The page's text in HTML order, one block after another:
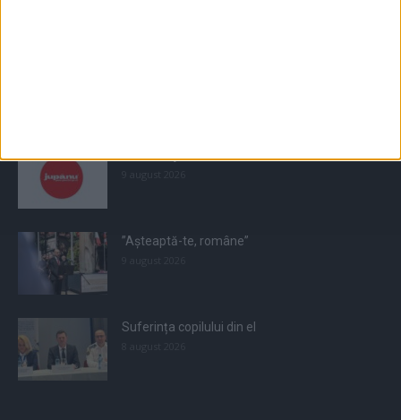
”Așteaptă-te, române”
Suferința copilului din el